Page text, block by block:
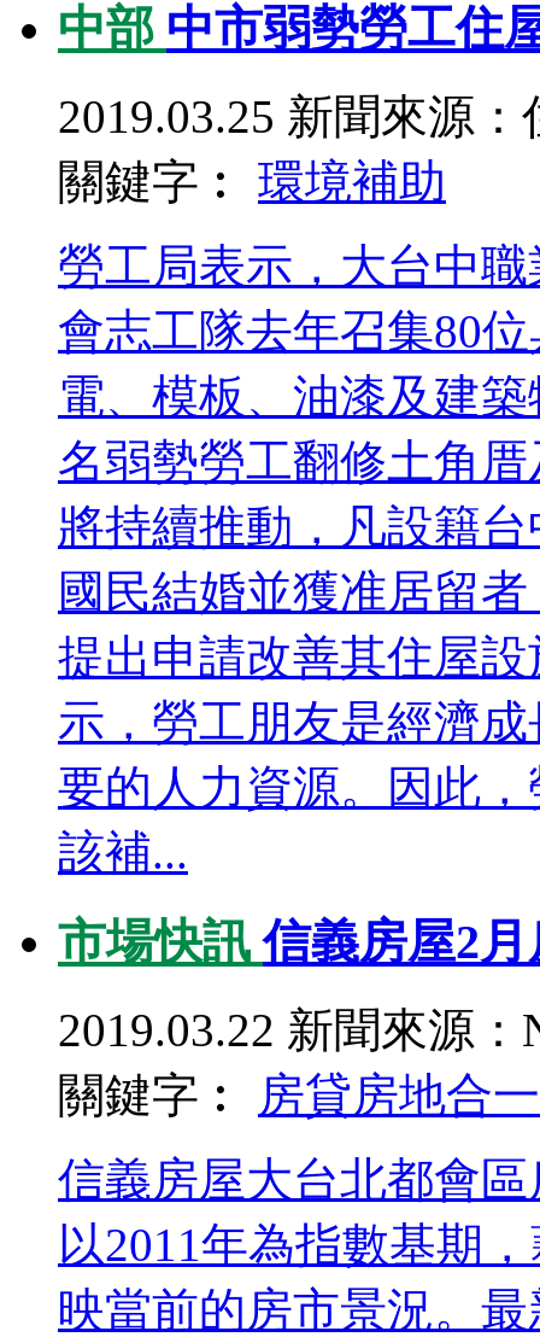
中部 中市弱勢勞工住
2019.03.25 新聞來源：
關鍵字︰ 環境補助
勞工局表示，大台中
會志工隊去年召集80
電、模板、油漆及建
名弱勢勞工翻修土角
將持續推動，凡設籍
國民結婚並獲准居留
提出申請改善其住屋
示，勞工朋友是經濟
要的人力資源。因此
該補...
市場快訊信義房屋2
2019.03.22 新聞來源：
關鍵字︰
房貸房地合
信義房屋大台北都會
以2011年為指數基期
映當前的房市景況。